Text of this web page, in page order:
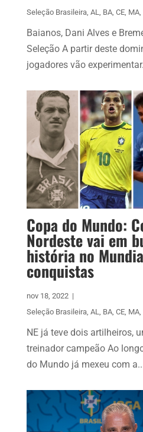
Seleção Brasileira, AL, BA, CE, MA,
Baianos, Dani Alves e
Seleção A partir deste
jogadores vão
Copa do Mundo:
Nordeste vai em
história no
conquistas
nov 18, 2022 |
Seleção Brasileira, AL, BA, CE, MA,
NE já teve dois artilheiros,
treinador campeão Ao
do Mundo já mexeu com